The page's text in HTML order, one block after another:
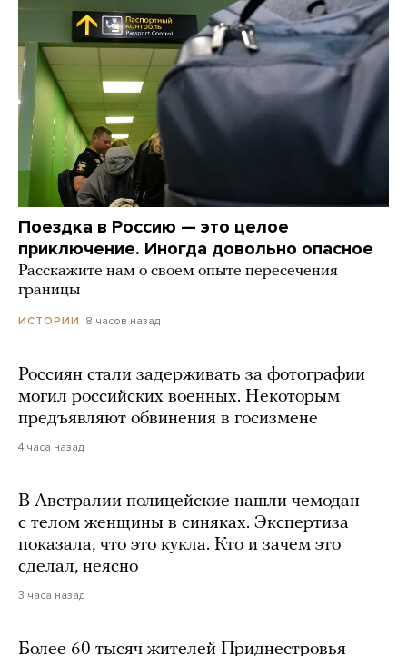
Поездка в Россию — это целое
приключение. Иногда довольно опасное
Расскажите нам о своем опыте пересечения
границы
ИСТОРИИ 8 часов назад
Россиян стали задерживать за фотографии
могил российских военных. Некоторым
предъявляют обвинения в госизмене
4 часа назад
В Австралии полицейские нашли чемодан
с телом женщины в синяках. Экспертиза
показала, что это кукла. Кто и зачем это
сделал, неясно
3 часа назад
Более 60 тысяч жителей Приднестровья